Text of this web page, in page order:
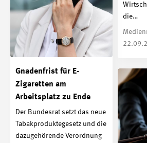
die…
Gnadenfrist für E-
Zigaretten am
Arbeitsplatz zu Ende
Der Bundesrat setzt das neue
Tabakproduktegesetz und die
dazugehörende Verordnung